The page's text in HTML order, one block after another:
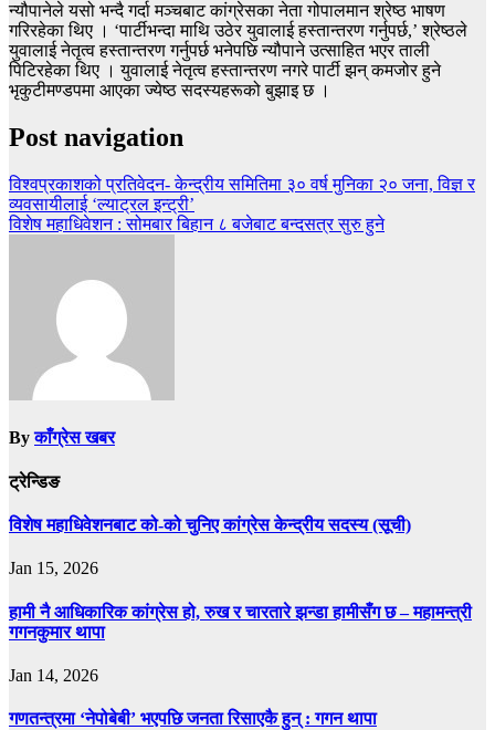
न्यौपानेले यसो भन्दै गर्दा मञ्चबाट कांग्रेसका नेता गोपालमान श्रेष्ठ भाषण
गरिरहेका थिए । ‘पार्टीभन्दा माथि उठेर युवालाई हस्तान्तरण गर्नुपर्छ,’ श्रेष्ठले
युवालाई नेतृत्व हस्तान्तरण गर्नुपर्छ भनेपछि न्यौपाने उत्साहित भएर ताली
पिटिरहेका थिए । युवालाई नेतृत्व हस्तान्तरण नगरे पार्टी झन् कमजोर हुने
भृकुटीमण्डपमा आएका ज्येष्ठ सदस्यहरूको बुझाइ छ ।
Post navigation
विश्वप्रकाशको प्रतिवेदन- केन्द्रीय समितिमा ३० वर्ष मुनिका २० जना, विज्ञ र
व्यवसायीलाई ‘ल्याट्रल इन्ट्री’
विशेष महाधिवेशन : सोमबार बिहान ८ बजेबाट बन्दसत्र सुरु हुने
Byकाँग्रेस खबर
ट्रेन्डिङ
विशेष महाधिवेशनबाट को-को चुनिए कांग्रेस केन्द्रीय सदस्य (सूची)
Jan 15, 2026
हामी नै आधिकारिक कांग्रेस हो, रुख र चारतारे झन्डा हामीसँग छ – महामन्त्री
गगनकुमार थापा
Jan 14, 2026
गणतन्त्रमा ‘नेपोबेबी’ भएपछि जनता रिसाएकै हुन् : गगन थापा